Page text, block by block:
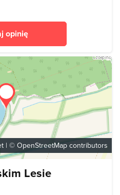
opinię
| © OpenStreetMap contributors
Lesie